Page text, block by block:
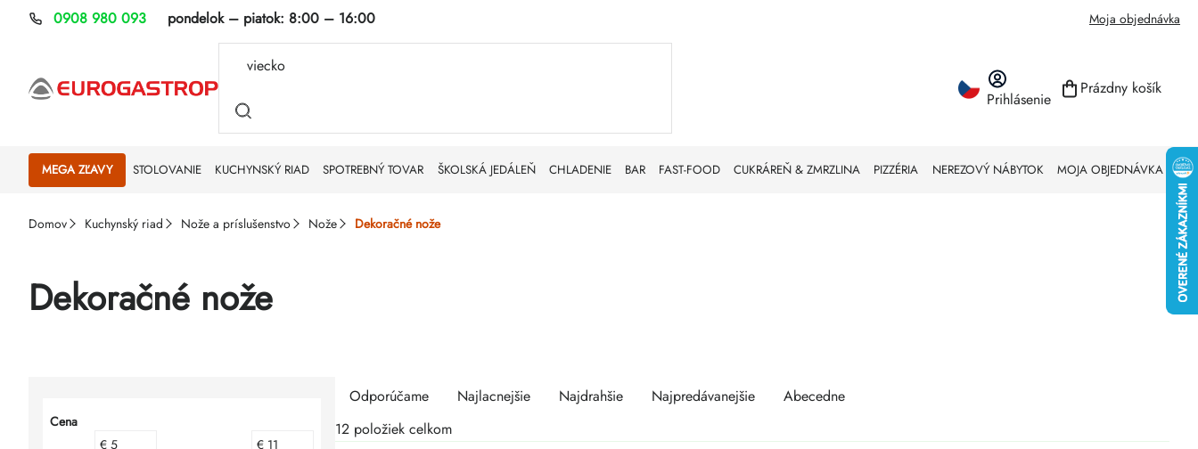
Prejsť
0908 980 093 pondelok – piatok: 8:00 – 16:00 Moja objednávka
Prihlásenie NÁKUPNÝ
Prázdny košík
MEGA ZĽAVY STOLOVANIE KUCHYNSKÝ RIAD SPOTREBNÝ TOVAR ŠKOLSKÁ JEDÁLEŇ CHLADENIE BAR FAST-FOOD CUKRÁREŇ & ZMRZLINA PIZZÉRIA NEREZOVÝ NÁBYTOK MOJA OBJEDNÁVKA
Domov Kuchynský riad Nože a príslušenstvo Nože Dekoračné nože
Dekoračné nože
Bočný
Cena
€ 5 € 11
Radenie
Odporúčame Najlacnejšie Najdrahšie Najpredávanejšie
Abecedne
12 položiek celkom
Výpis